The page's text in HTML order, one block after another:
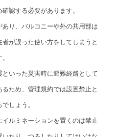
認する必要があります。
り、バルコニーや外の共用部は
が誤った使い方をしてしまうと
いった災害時に避難経路として
ため、管理規約では設置禁止と
しょう。
ルミネーションを置くのは禁止